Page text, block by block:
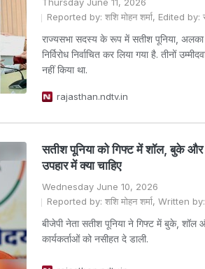
Reported by: शशि मोहन शर्मा, Edited by:
राज्यसभा सदस्य के रूप में सतीश पूनिया, अलका
निर्विरोध निर्वाचित कर लिया गया है. तीनों
नहीं किया था.
rajasthan.ndtv.in
सतीश पून‍िया को गिफ्ट में शॉल, बुके और
उपहार में क्‍या चाहिए
Wednesday June 10, 2026
Reported by: शशि मोहन शर्मा, Written
बीजेपी नेता सतीश पून‍िया ने ग‍िफ्ट में बुके, शॉल
कार्यकर्ताओं को नसीहत दे डाली.